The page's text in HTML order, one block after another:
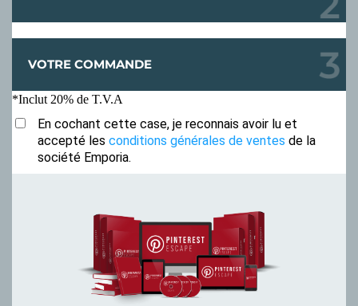
VOTRE COMMANDE
*Inclut 20% de T.V.A
En cochant cette case, je reconnais avoir lu et
accepté les conditions générales de ventes de la
société Emporia.